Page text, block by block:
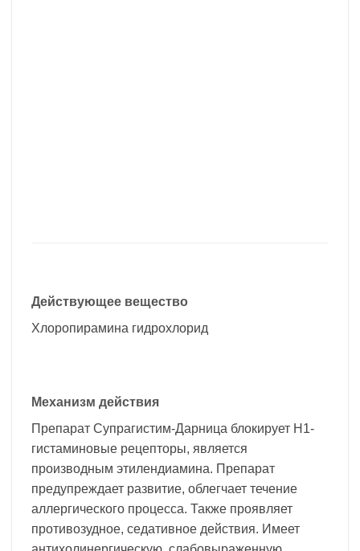
Действующее вещество
Хлоропирамина гидрохлорид
Механизм действия
Препарат Супрагистим-Дарница блокирует Н1-
гистаминовые рецепторы, является
производным этилендиамина. Препарат
предупреждает развитие, облегчает течение
аллергического процесса. Также проявляет
противозудное, седативное действия. Имеет